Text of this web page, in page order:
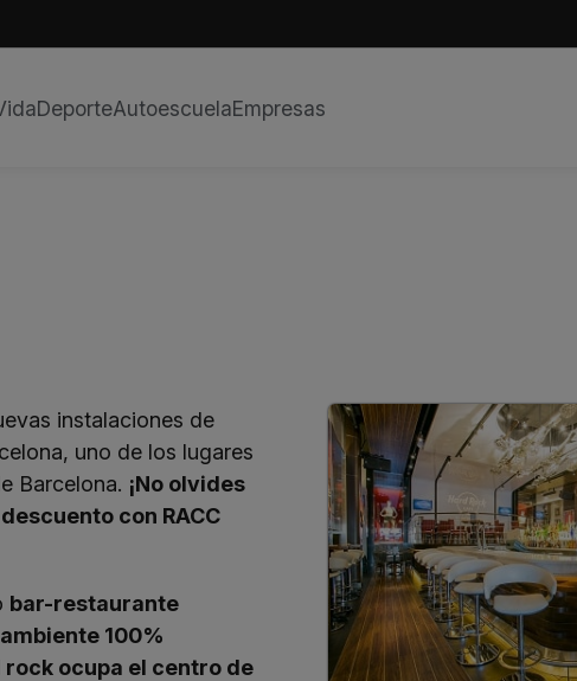
DeporteAutoescuelaEmpresas
instalaciones de
uno de los lugares
Barcelona. ¡No olvides
con RACC
bar-restaurante
100%
ocupa el centro de